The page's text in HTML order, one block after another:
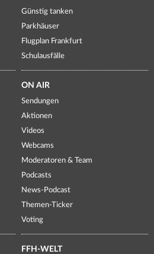
Günstig tanken
Parkhäuser
Flugplan Frankfurt
Schulausfälle
ON AIR
Sendungen
Aktionen
Videos
Webcams
Moderatoren & Team
Podcasts
News-Podcast
Themen-Ticker
Voting
FFH-WELT